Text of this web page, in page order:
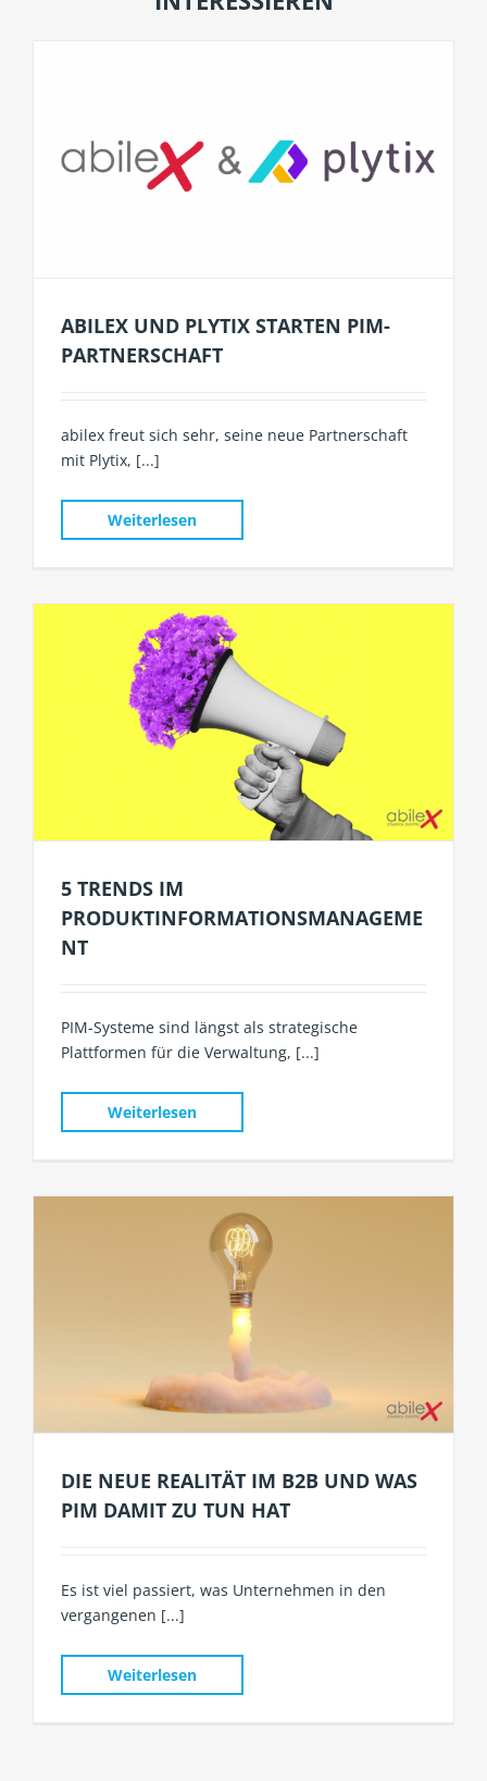
ABILEX UND PLYTIX STARTEN PIM-
PARTNERSCHAFT
abilex freut sich sehr, seine neue Partnerschaft
mit Plytix, [...]
Weiterlesen
5 TRENDS IM
PRODUKTINFORMATIONSMANAGEME
NT
PIM-Systeme sind längst als strategische
Plattformen für die Verwaltung, [...]
Weiterlesen
DIE NEUE REALITÄT IM B2B UND WAS
PIM DAMIT ZU TUN HAT
Es ist viel passiert, was Unternehmen in den
vergangenen [...]
Weiterlesen